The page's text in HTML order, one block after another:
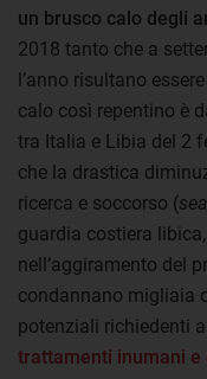
un brusco calo degli
2018 tanto che a
l’anno risultano
calo così repentino è
tra Italia e Libia del 2
che la drastica
ricerca e soccorso (
guardia costiera
nell’aggiramento del
condannano migliaia
potenziali richiedenti
trattamenti inumani e